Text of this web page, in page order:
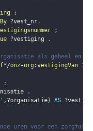
;
?vest_nr.
;
?vestiging
.
als geheel en
*/onz-org :vestigingVan
;
.
, ?organisatie) AS
uren voor een